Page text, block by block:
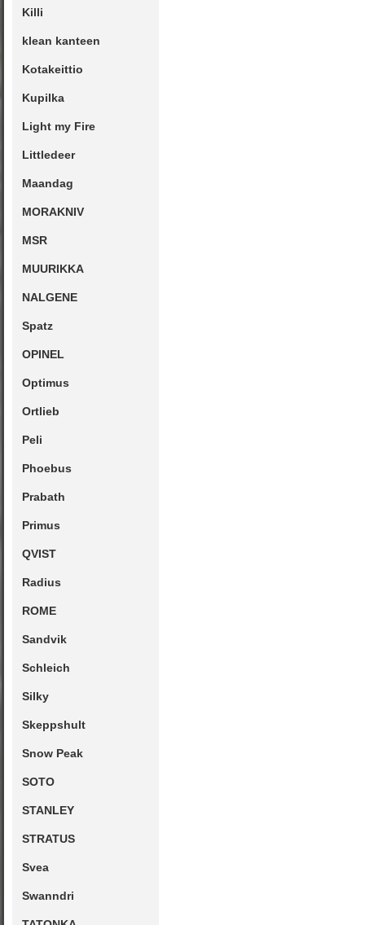
Killi
klean kanteen
Kotakeittio
Kupilka
Light my Fire
Littledeer
Maandag
MORAKNIV
MSR
MUURIKKA
NALGENE
Spatz
OPINEL
Optimus
Ortlieb
Peli
Phoebus
Prabath
Primus
QVIST
Radius
ROME
Sandvik
Schleich
Silky
Skeppshult
Snow Peak
SOTO
STANLEY
STRATUS
Svea
Swanndri